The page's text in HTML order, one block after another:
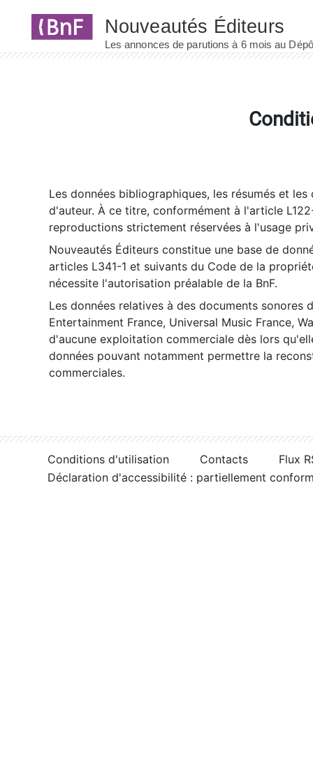
Les données bibliographiques, les résumés et
d'auteur. À ce titre, conformément à l'article
reproductions strictement réservées à l'usage
Nouveautés Éditeurs constitue une base de
articles L341-1 et suivants du Code de la
nécessite l'autorisation préalable de la BnF.
Les données relatives à des documents sonores
Entertainment France, Universal Music France,
d'aucune exploitation commerciale dès lors
données pouvant notamment permettre la
commerciales.
Conditions d'utilisation Contacts
Flux
Déclaration d'accessibilité : partiellement